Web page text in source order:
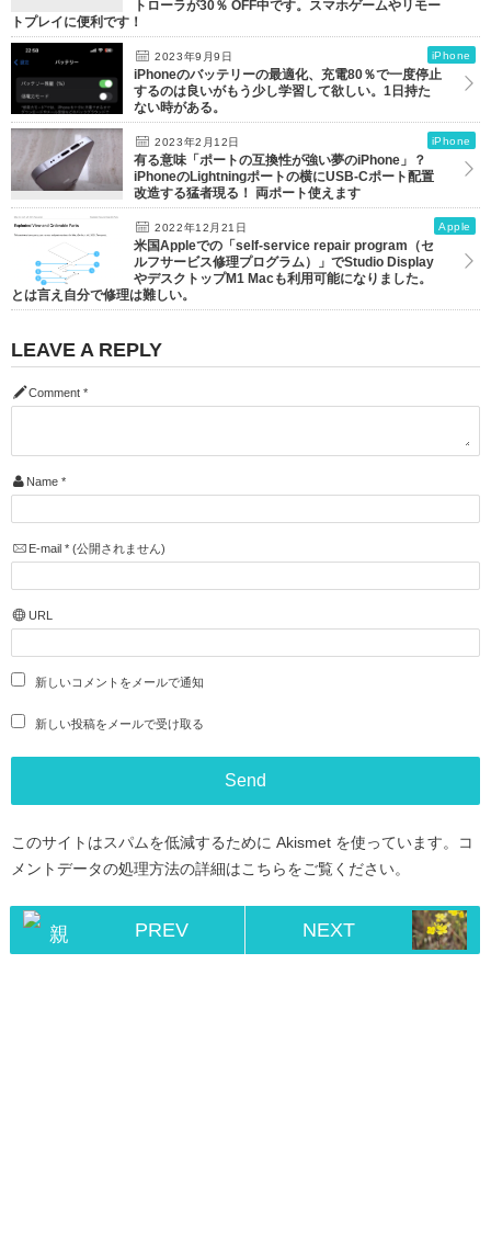
トローラが30％ OFF中です。スマホゲームやリモー
トプレイに便利です！
2023年9月9日 iPhone
iPhoneのバッテリーの最適化、充電80％で一度停止
するのは良いがもう少し学習して欲しい。1日持た
ない時がある。
2023年2月12日 iPhone
有る意味「ポートの互換性が強い夢のiPhone」？
iPhoneのLightningポートの横にUSB-Cポート配置
改造する猛者現る！ 両ポート使えます
2022年12月21日 Apple
米国Appleでの「self-service repair program（セ
ルフサービス修理プログラム）」でStudio Display
やデスクトップM1 Macも利用可能になりました。
とは言え自分で修理は難しい。
LEAVE A REPLY
Comment *
Name *
E-mail *(公開されません)
URL
新しいコメントをメールで通知
新しい投稿をメールで受け取る
このサイトはスパムを低減するために Akismet を使っています。
コ
メントデータの処理方法の詳細はこちらをご覧ください。
PREV NEXT